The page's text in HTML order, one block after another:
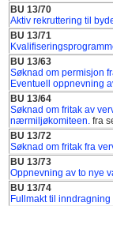
BU 13/70
Aktiv rekruttering til
BU 13/71
BU 13/63
Søknad om permisjon
Eventuell oppnevning
BU 13/64
Søknad om fritak av
nærmiljøkomiteen. fra
BU 13/72
Søknad om fritak fra
BU 13/73
Oppnevning av to nye
BU 13/74
Fullmakt til